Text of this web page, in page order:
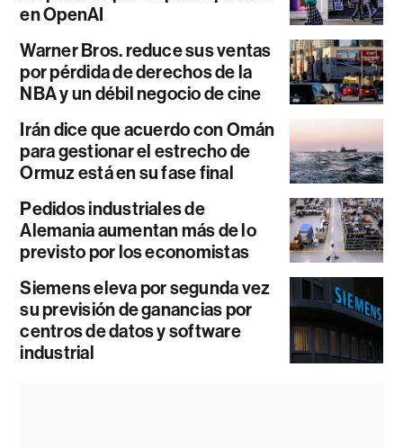
en OpenAI
Warner Bros. reduce sus ventas
por pérdida de derechos de la
NBA y un débil negocio de cine
Irán dice que acuerdo con Omán
para gestionar el estrecho de
Ormuz está en su fase final
Pedidos industriales de
Alemania aumentan más de lo
previsto por los economistas
Siemens eleva por segunda vez
su previsión de ganancias por
centros de datos y software
industrial